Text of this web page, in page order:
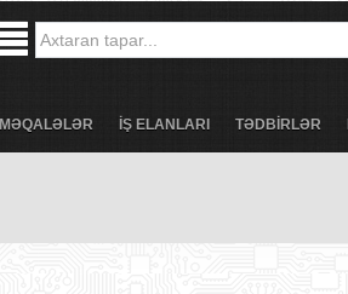
MƏQALƏLƏR İŞ ELANLARI TƏDBİRLƏR